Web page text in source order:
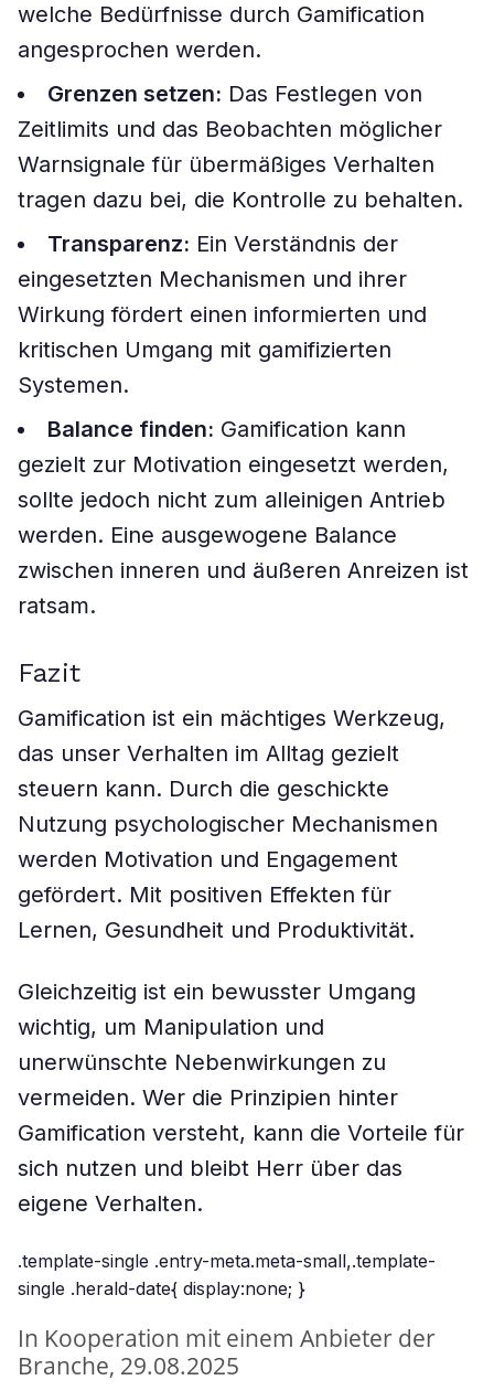
welche Bedürfnisse durch Gamification
angesprochen werden.
Grenzen setzen: Das Festlegen von
Zeitlimits und das Beobachten möglicher
Warnsignale für übermäßiges Verhalten
tragen dazu bei, die Kontrolle zu behalten.
Transparenz: Ein Verständnis der
eingesetzten Mechanismen und ihrer
Wirkung fördert einen informierten und
kritischen Umgang mit gamifizierten
Systemen.
Balance finden: Gamification kann
gezielt zur Motivation eingesetzt werden,
sollte jedoch nicht zum alleinigen Antrieb
werden. Eine ausgewogene Balance
zwischen inneren und äußeren Anreizen ist
ratsam.
Fazit
Gamification ist ein mächtiges Werkzeug,
das unser Verhalten im Alltag gezielt
steuern kann. Durch die geschickte
Nutzung psychologischer Mechanismen
werden Motivation und Engagement
gefördert. Mit positiven Effekten für
Lernen, Gesundheit und Produktivität.
Gleichzeitig ist ein bewusster Umgang
wichtig, um Manipulation und
unerwünschte Nebenwirkungen zu
vermeiden. Wer die Prinzipien hinter
Gamification versteht, kann die Vorteile für
sich nutzen und bleibt Herr über das
eigene Verhalten.
.template-single .entry-meta.meta-small,.template-
single .herald-date{ display:none; }
In Kooperation mit einem Anbieter der
Branche, 29.08.2025